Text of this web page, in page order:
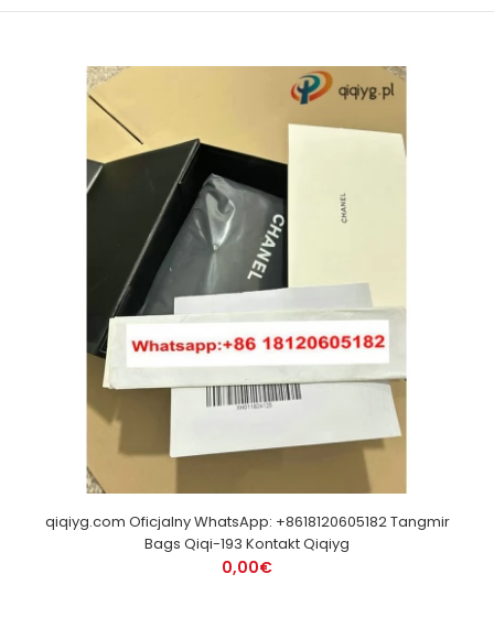
qiqiyg.com Oficjalny WhatsApp: +8618120605182 Tangmir
Bags Qiqi-193 Kontakt Qiqiyg
0,00€